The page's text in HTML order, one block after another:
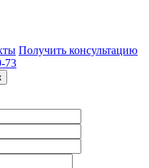
Получить консультацию
73